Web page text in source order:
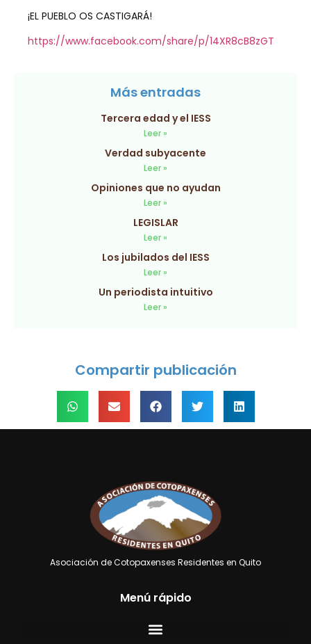
¡EL PUEBLO OS CASTIGARÁ!
https://www.facebook.com/share/p/14XR8cB8zGT
Más entradas
Tercera edad y el IESS
Leer »
Verdad subyacente
Leer »
Opiniones que no ayudan
Leer »
LEGISLAR
Leer »
Los jubilados del IESS
Leer »
Un periodista intuitivo
Leer »
Compartir publicación
Asociación de Cotopaxenses Residentes en Quito
Menú rápido